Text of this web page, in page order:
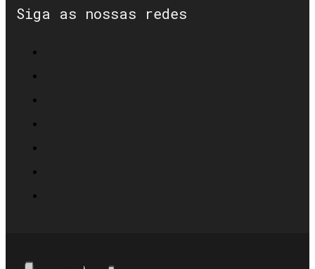
Siga as nossas redes